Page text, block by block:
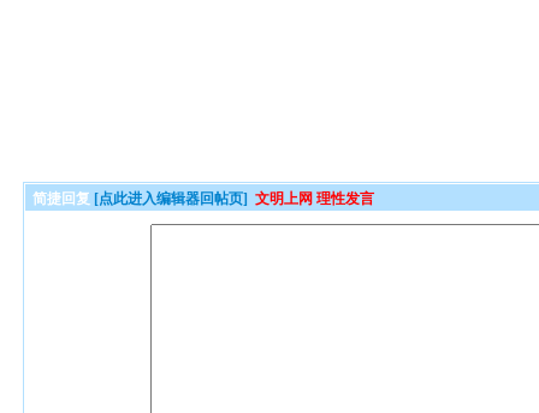
简捷回复 [点此进入编辑器回帖页] 文明上网 理性发言